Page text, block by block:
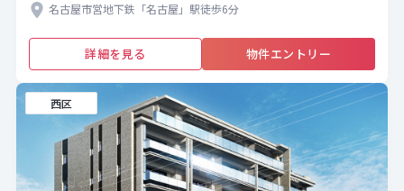
名古屋市営地下鉄「名古屋」駅徒歩6分
詳細を見る 物件エントリー
西区